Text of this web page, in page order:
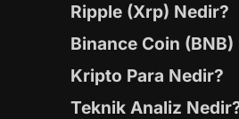
Ripple (Xrp) Nedir?
Binance Coin (BNB)
Kripto Para Nedir?
Teknik Analiz